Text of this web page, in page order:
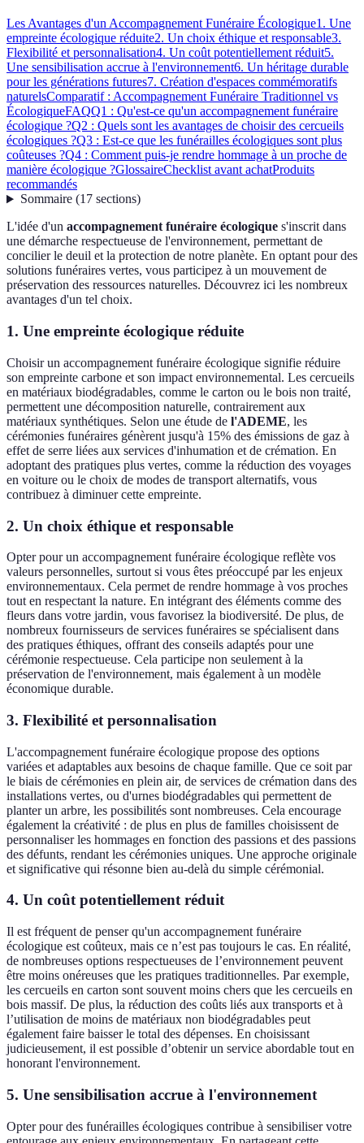
Les Avantages d'un Accompagnement Funéraire Écologique1. Une
empreinte écologique réduite2. Un choix éthique et responsable3.
Flexibilité et personnalisation4. Un coût potentiellement réduit5.
Une sensibilisation accrue à l'environnement6. Un héritage durable
pour les générations futures7. Création d'espaces commémoratifs
naturelsComparatif : Accompagnement Funéraire Traditionnel vs
ÉcologiqueFAQQ1 : Qu'est-ce qu'un accompagnement funéraire
écologique ?Q2 : Quels sont les avantages de choisir des cercueils
écologiques ?Q3 : Est-ce que les funérailles écologiques sont plus
coûteuses ?Q4 : Comment puis-je rendre hommage à un proche de
manière écologique ?GlossaireChecklist avant achatProduits
recommandés
Sommaire(17 sections)
L'idée d'un accompagnement funéraire écologique s'inscrit dans
une démarche respectueuse de l'environnement, permettant de
concilier le deuil et la protection de notre planète. En optant pour des
solutions funéraires vertes, vous participez à un mouvement de
préservation des ressources naturelles. Découvrez ici les nombreux
avantages d'un tel choix.
1. Une empreinte écologique réduite
Choisir un accompagnement funéraire écologique signifie réduire
son empreinte carbone et son impact environnemental. Les cercueils
en matériaux biodégradables, comme le carton ou le bois non traité,
permettent une décomposition naturelle, contrairement aux
matériaux synthétiques. Selon une étude de l'ADEME, les
cérémonies funéraires génèrent jusqu'à 15% des émissions de gaz à
effet de serre liées aux services d'inhumation et de crémation. En
adoptant des pratiques plus vertes, comme la réduction des voyages
en voiture ou le choix de modes de transport alternatifs, vous
contribuez à diminuer cette empreinte.
2. Un choix éthique et responsable
Opter pour un accompagnement funéraire écologique reflète vos
valeurs personnelles, surtout si vous êtes préoccupé par les enjeux
environnementaux. Cela permet de rendre hommage à vos proches
tout en respectant la nature. En intégrant des éléments comme des
fleurs dans votre jardin, vous favorisez la biodiversité. De plus, de
nombreux fournisseurs de services funéraires se spécialisent dans
des pratiques éthiques, offrant des conseils adaptés pour une
cérémonie respectueuse. Cela participe non seulement à la
préservation de l'environnement, mais également à un modèle
économique durable.
3. Flexibilité et personnalisation
L'accompagnement funéraire écologique propose des options
variées et adaptables aux besoins de chaque famille. Que ce soit par
le biais de cérémonies en plein air, de services de crémation dans des
installations vertes, ou d'urnes biodégradables qui permettent de
planter un arbre, les possibilités sont nombreuses. Cela encourage
également la créativité : de plus en plus de familles choisissent de
personnaliser les hommages en fonction des passions et des passions
des défunts, rendant les cérémonies uniques. Une approche originale
et significative qui résonne bien au-delà du simple cérémonial.
4. Un coût potentiellement réduit
Il est fréquent de penser qu'un accompagnement funéraire
écologique est coûteux, mais ce n’est pas toujours le cas. En réalité,
de nombreuses options respectueuses de l’environnement peuvent
être moins onéreuses que les pratiques traditionnelles. Par exemple,
les cercueils en carton sont souvent moins chers que les cercueils en
bois massif. De plus, la réduction des coûts liés aux transports et à
l’utilisation de moins de matériaux non biodégradables peut
également faire baisser le total des dépenses. En choisissant
judicieusement, il est possible d’obtenir un service abordable tout en
honorant l'environnement.
5. Une sensibilisation accrue à l'environnement
Opter pour des funérailles écologiques contribue à sensibiliser votre